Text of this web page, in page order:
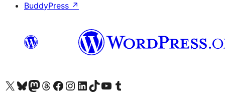
BuddyPress ↗
Visit our X (formerly Twitter) account
ہمارے بلیواسکائی اکاؤنٹ پر جائیں
Visit our Mastodon account
ہمارے ٹھریڈز اکاؤنٹ پر جائیں
Visit our Facebook page
Visit our Instagram account
Visit our LinkedIn account
ہمارے ٹک ٹاک اکاؤنٹ پر جائیں
Visit our YouTube channel
ہمارے ٹمبلر اکاؤنٹ پر جائیں